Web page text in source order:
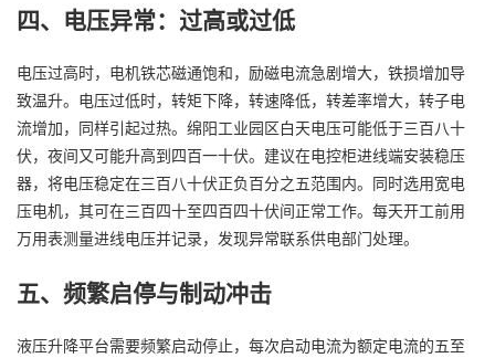
四、电压异常：过高或过低
电压过高时，电机铁芯磁通饱和，励磁电流急剧增大，铁损增加导
致温升。电压过低时，转矩下降，转速降低，转差率增大，转子电
流增加，同样引起过热。绵阳工业园区白天电压可能低于三百八十
伏，夜间又可能升高到四百一十伏。建议在电控柜进线端安装稳压
器，将电压稳定在三百八十伏正负百分之五范围内。同时选用宽电
压电机，其可在三百四十至四百四十伏间正常工作。每天开工前用
万用表测量进线电压并记录，发现异常联系供电部门处理。
五、频繁启停与制动冲击
液压升降平台需要频繁启动停止，每次启动电流为额定电流的五至